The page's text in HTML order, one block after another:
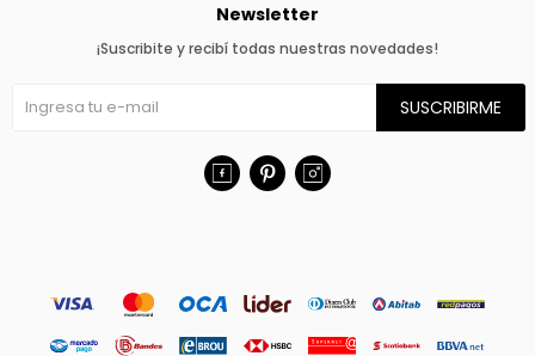
Newsletter
¡Suscribite y recibí todas nuestras novedades!
SUSCRIBIRME
  